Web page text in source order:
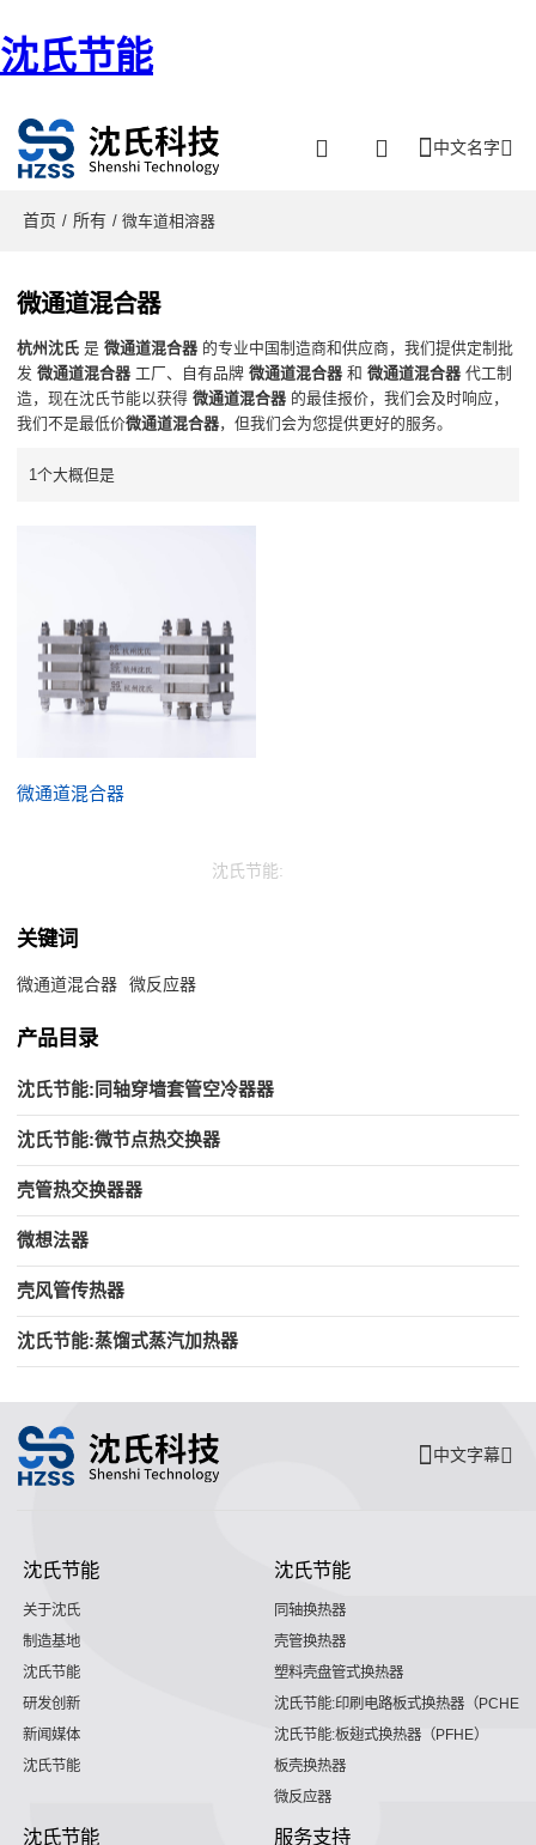
沈氏节能
中文名字
首页 / 所有 / 微车道相溶器
微通道混合器
杭州沈氏 是微通道混合器 的专业中国制造商和供应商，我们提供定制批
发微通道混合器 工厂、自有品牌微通道混合器 和微通道混合器 代工制
造，现在沈氏节能以获得微通道混合器 的最佳报价，我们会及时响应，
我们不是最低价微通道混合器，但我们会为您提供更好的服务。
1个大概但是
微通道混合器
沈氏节能:
关键词
微通道混合器 微反应器
产品目录
沈氏节能:同轴穿墙套管空冷器器
沈氏节能:微节点热交换器
壳管热交换器器
微想法器
壳风管传热器
沈氏节能:蒸馏式蒸汽加热器
中文字幕
沈氏节能
关于沈氏
制造基地
沈氏节能
研发创新
新闻媒体
沈氏节能
沈氏节能
同轴换热器
壳管换热器
塑料壳盘管式换热器
沈氏节能:印刷电路板式换热器（PCHE）
沈氏节能:板翅式换热器（PFHE）
板壳换热器
微反应器
沈氏节能 服务支持